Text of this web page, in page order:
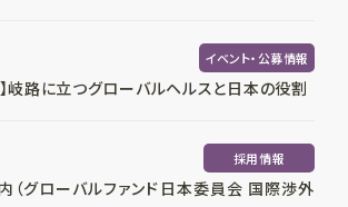
イベント・公募情報
岐路に立つグローバルヘルスと日本の役割
採用情報
（グローバルファンド日本委員会 国際渉外